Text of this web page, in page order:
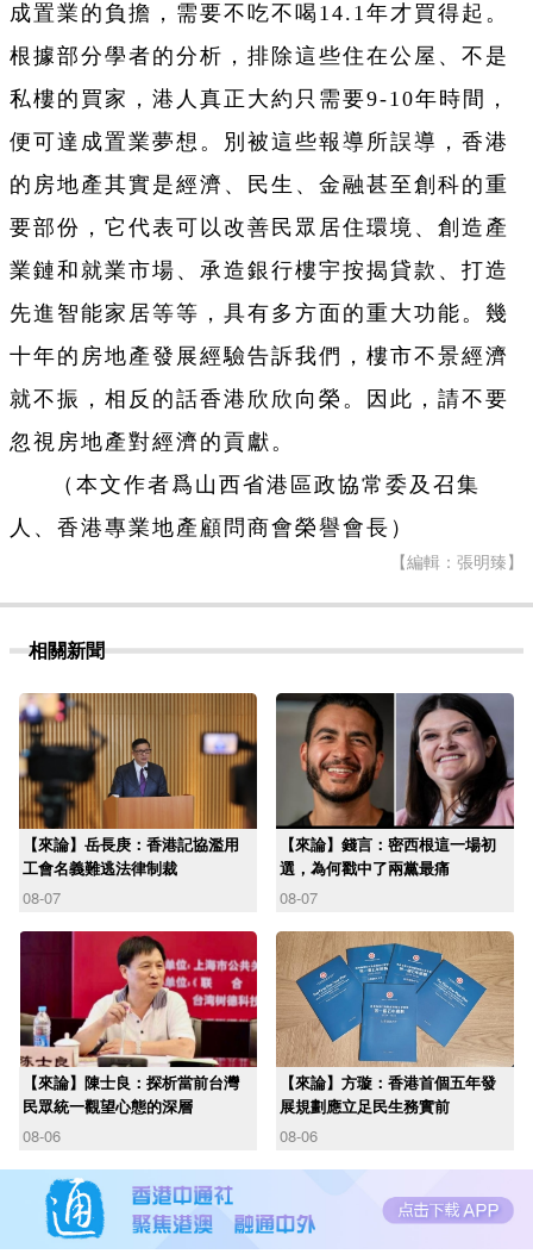
成置業的負擔，需要不吃不喝14.1年才買得起。
根據部分學者的分析，排除這些住在公屋、不是
私樓的買家，港人真正大約只需要9-10年時間，
便可達成置業夢想。別被這些報導所誤導，香港
的房地產其實是經濟、民生、金融甚至創科的重
要部份，它代表可以改善民眾居住環境、創造產
業鏈和就業市場、承造銀行樓宇按揭貸款、打造
先進智能家居等等，具有多方面的重大功能。幾
十年的房地產發展經驗告訴我們，樓市不景經濟
就不振，相反的話香港欣欣向榮。因此，請不要
忽視房地產對經濟的貢獻。
（本文作者爲山西省港區政協常委及召集
人、香港專業地產顧問商會榮譽會長）
【編輯：張明臻】
相關新聞
【來論】岳長庚：香港記協濫用
工會名義難逃法律制裁
08-07
【來論】錢言：密西根這一場初
選，為何戳中了兩黨最痛
08-07
【來論】陳士良：探析當前台灣
民眾統一觀望心態的深層
08-06
【來論】方璇：香港首個五年發
展規劃應立足民生務實前
08-06